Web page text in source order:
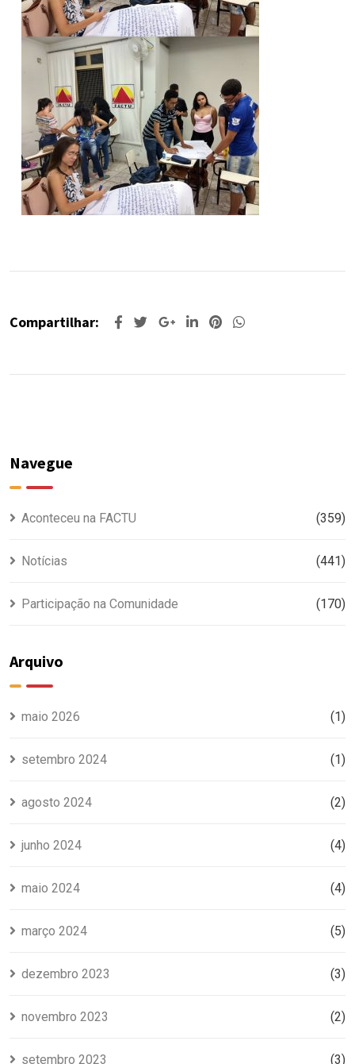
Compartilhar:
Navegue
Aconteceu na FACTU (359)
Notícias (441)
Participação na Comunidade (170)
Arquivo
maio 2026 (1)
setembro 2024 (1)
agosto 2024 (2)
junho 2024 (4)
maio 2024 (4)
março 2024 (5)
dezembro 2023 (3)
novembro 2023 (2)
setembro 2023 (3)